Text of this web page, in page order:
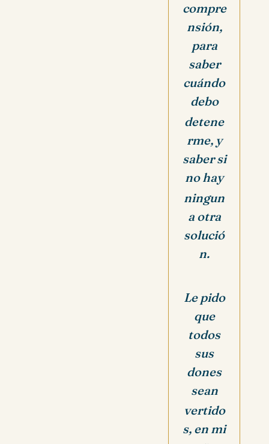
compre
nsión,
para
saber
cuándo
debo
detene
rme, y
saber si
no hay
ningun
a otra
solució
n.
Le pido
que
todos
sus
dones
sean
vertido
s, en mi